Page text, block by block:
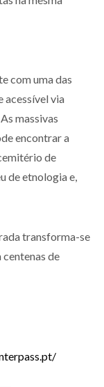
com uma das
acessível via
massivas
encontrar a
de
de etnologia e,
transforma-se
centenas de